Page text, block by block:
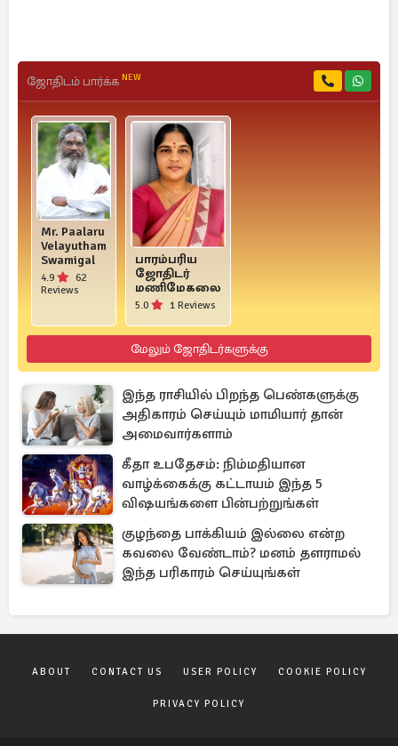
ஜோதிடம் பார்க்க NEW
Mr. Paalaru
Velayutham
Swamigal
4.9
62
Reviews
பாரம்பரிய
ஜோதிடர்
மணிமேகலை
5.0 1 Reviews
மேலும் ஜோதிடர்களுக்கு
இந்த ராசியில் பிறந்த பெண்களுக்கு
அதிகாரம் செய்யும் மாமியார் தான்
அமைவார்களாம்
கீதா உபதேசம்: நிம்மதியான
வாழ்க்கைக்கு கட்டாயம் இந்த 5
விஷயங்களை பின்பற்றுங்கள்
குழந்தை பாக்கியம் இல்லை என்ற
கவலை வேண்டாம்? மனம் தளராமல்
இந்த பரிகாரம் செய்யுங்கள்
ABOUT CONTACT US USER POLICY COOKIE POLICY
PRIVACY POLICY